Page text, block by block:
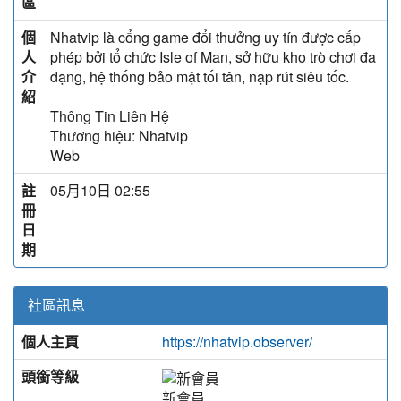
個
人
介
紹
Nhatvip là cổng game đổi thưởng uy tín được cấp
phép bởi tổ chức Isle of Man, sở hữu kho trò chơi đa
dạng, hệ thống bảo mật tối tân, nạp rút siêu tốc.
Thông Tin Liên Hệ
Thương hiệu: Nhatvip
Web
註
冊
日
期
05月10日 02:55
社區訊息
個人主頁
https://nhatvip.observer/
頭銜等級